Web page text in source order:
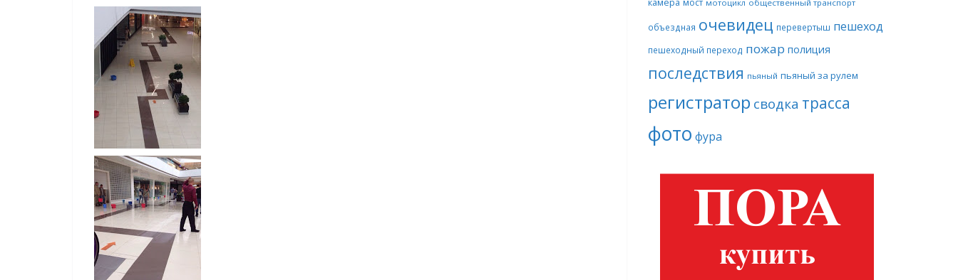
мотоцикл общественный транспорт
объездная очевидец перевертыш пешеход
пешеходный переход пожар полиция
последствия пьяный пьяный за рулем
регистратор сводка трасса
фото фура